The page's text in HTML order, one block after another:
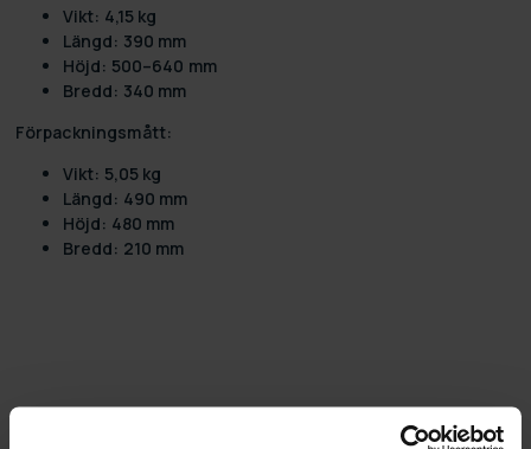
Vikt: 4,15 kg
Längd: 390 mm
Höjd: 500–640 mm
Bredd: 340 mm
Förpackningsmått:
Vikt: 5,05 kg
Längd: 490 mm
Höjd: 480 mm
Bredd: 210 mm
Baserat på 8 recensioner